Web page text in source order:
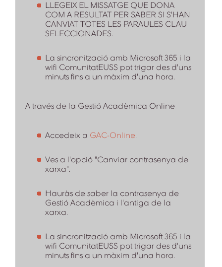
LLEGEIX EL MISSATGE QUE DONA
COM A RESULTAT PER SABER SI S'HAN
CANVIAT TOTES LES PARAULES CLAU
SELECCIONADES.
La sincronització amb Microsoft 365 i la
wifi ComunitatEUSS pot trigar des d'uns
minuts fins a un màxim d'una hora.
A través de la Gestió Acadèmica Online
Accedeix a GAC-Online.
Ves a l'opció "Canviar contrasenya de
xarxa".
Hauràs de saber la contrasenya de
Gestió Acadèmica i l'antiga de la
xarxa.
La sincronització amb Microsoft 365 i la
wifi ComunitatEUSS pot trigar des d'uns
minuts fins a un màxim d'una hora.